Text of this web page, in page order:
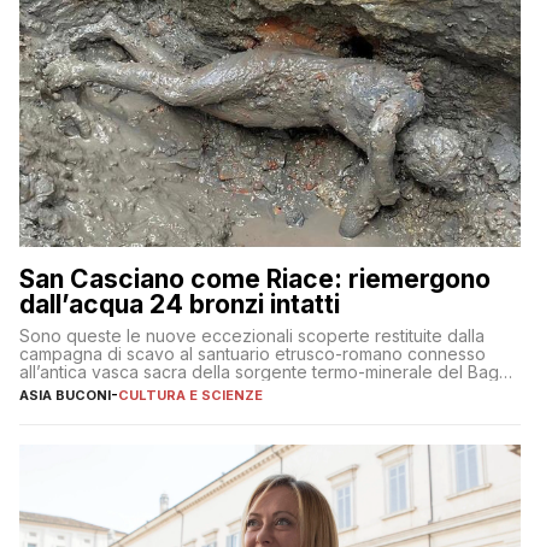
San Casciano come Riace: riemergono
dall’acqua 24 bronzi intatti
Sono queste le nuove eccezionali scoperte restituite dalla
campagna di scavo al santuario etrusco-romano connesso
all’antica vasca sacra della sorgente termo-minerale del Bagno
Grande
ASIA BUCONI-CULTURA E SCIENZE